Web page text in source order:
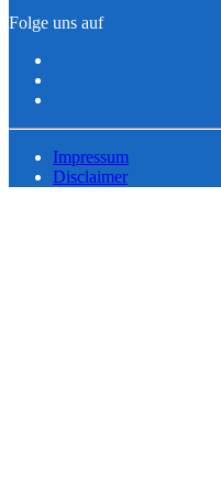
Folge uns auf
Impressum
Disclaimer